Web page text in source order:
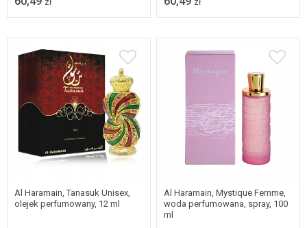
zł zł
Al Haramain, Tanasuk Unisex,
olejek perfumowany, 12 ml
Al Haramain, Mystique Femme,
woda perfumowana, spray, 100
ml